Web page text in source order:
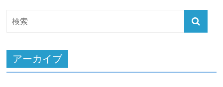
アーカイブ